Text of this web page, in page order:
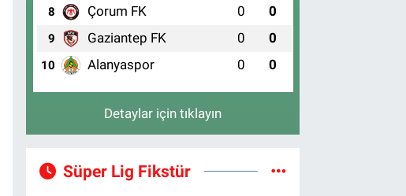
8 Çorum FK 0 0
9 Gaziantep FK 0 0
10 Alanyaspor 0 0
Detaylar için tıklayın
Süper Lig Fikstür